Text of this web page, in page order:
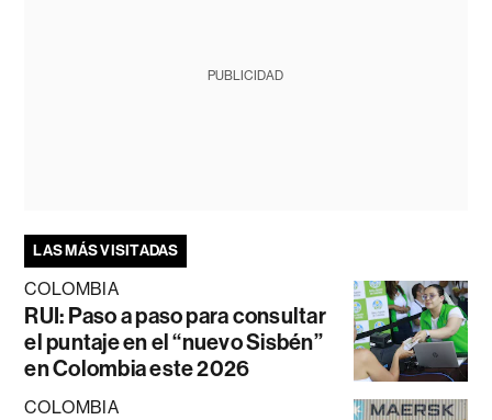
PUBLICIDAD
LAS MÁS VISITADAS
COLOMBIA
RUI: Paso a paso para consultar
el puntaje en el “nuevo Sisbén”
en Colombia este 2026
COLOMBIA